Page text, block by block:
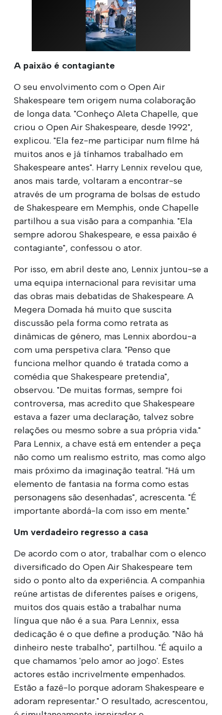
A paixão é contagiante
O seu envolvimento com o Open Air
Shakespeare tem origem numa colaboração
de longa data. "Conheço Aleta Chapelle, que
criou o Open Air Shakespeare, desde 1992",
explicou. "Ela fez-me participar num filme há
muitos anos e já tínhamos trabalhado em
Shakespeare antes". Harry Lennix revelou que,
anos mais tarde, voltaram a encontrar-se
através de um programa de bolsas de estudo
de Shakespeare em Memphis, onde Chapelle
partilhou a sua visão para a companhia. "Ela
sempre adorou Shakespeare, e essa paixão é
contagiante", confessou o ator.
Por isso, em abril deste ano, Lennix juntou-se a
uma equipa internacional para revisitar uma
das obras mais debatidas de Shakespeare. A
Megera Domada há muito que suscita
discussão pela forma como retrata as
dinâmicas de género, mas Lennix abordou-a
com uma perspetiva clara. "Penso que
funciona melhor quando é tratada como a
comédia que Shakespeare pretendia",
observou. "De muitas formas, sempre foi
controversa, mas acredito que Shakespeare
estava a fazer uma declaração, talvez sobre
relações ou mesmo sobre a sua própria vida."
Para Lennix, a chave está em entender a peça
não como um realismo estrito, mas como algo
mais próximo da imaginação teatral. "Há um
elemento de fantasia na forma como estas
personagens são desenhadas", acrescenta. "É
importante abordá-la com isso em mente."
Um verdadeiro regresso a casa
De acordo com o ator, trabalhar com o elenco
diversificado do Open Air Shakespeare tem
sido o ponto alto da experiência. A companhia
reúne artistas de diferentes países e origens,
muitos dos quais estão a trabalhar numa
língua que não é a sua. Para Lennix, essa
dedicação é o que define a produção. "Não há
dinheiro neste trabalho", partilhou. "É aquilo a
que chamamos 'pelo amor ao jogo'. Estes
actores estão incrivelmente empenhados.
Estão a fazê-lo porque adoram Shakespeare e
adoram representar." O resultado, acrescentou,